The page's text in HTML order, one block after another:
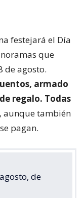
festejará el Día
que
de agosto.
armado
regalo. Todas
aunque también
pagan.
de